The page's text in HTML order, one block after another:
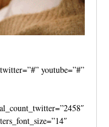
youtube=”#”